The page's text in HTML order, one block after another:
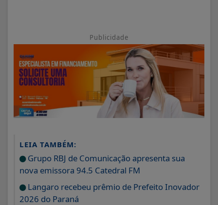
Publicidade
LEIA TAMBÉM:
Grupo RBJ de Comunicação apresenta sua
nova emissora 94.5 Catedral FM
Langaro recebeu prêmio de Prefeito Inovador
2026 do Paraná